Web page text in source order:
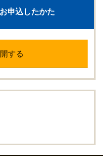
申込したかた
する